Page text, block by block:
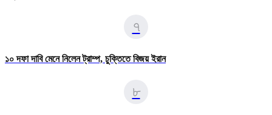
৭
১০ দফা দাবি মেনে নিলেন ট্রাম্প, চুক্তিতে বিজয় ইরান
৮